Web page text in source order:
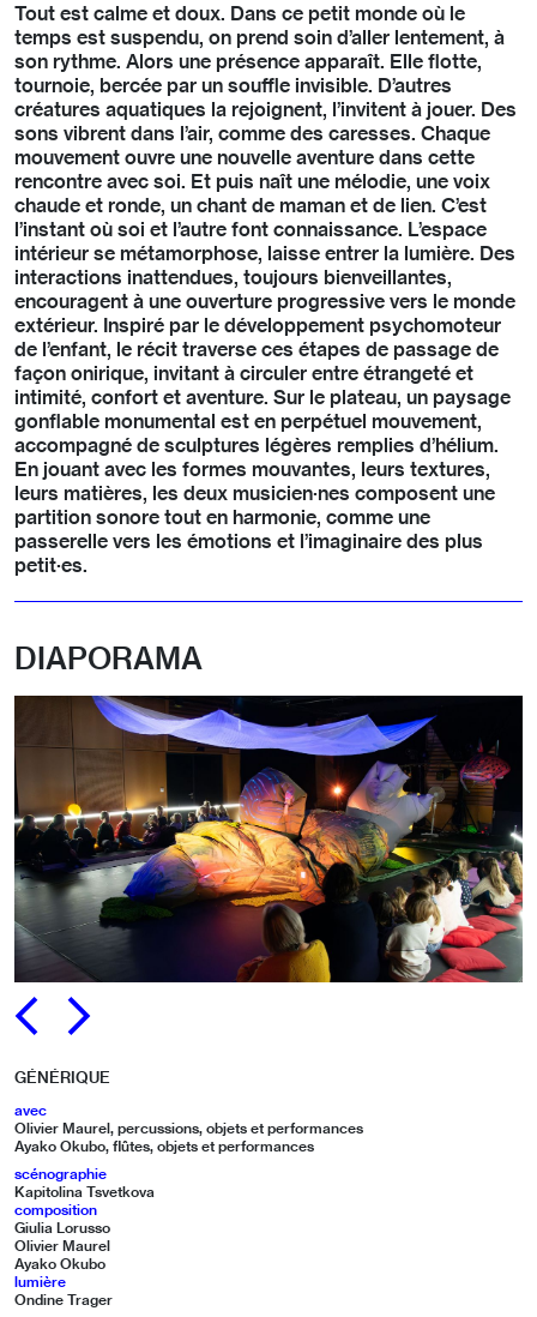
Tout est calme et doux. Dans ce petit monde où le
temps est suspendu, on prend soin d’aller lentement, à
son rythme. Alors une présence apparaît. Elle flotte,
tournoie, bercée par un souffle invisible. D’autres
créatures aquatiques la rejoignent, l’invitent à jouer. Des
sons vibrent dans l’air, comme des caresses. Chaque
mouvement ouvre une nouvelle aventure dans cette
rencontre avec soi. Et puis naît une mélodie, une voix
chaude et ronde, un chant de maman et de lien. C’est
l’instant où soi et l’autre font connaissance. L’espace
intérieur se métamorphose, laisse entrer la lumière. Des
interactions inattendues, toujours bienveillantes,
encouragent à une ouverture progressive vers le monde
extérieur. Inspiré par le développement psychomoteur
de l’enfant, le récit traverse ces étapes de passage de
façon onirique, invitant à circuler entre étrangeté et
intimité, confort et aventure. Sur le plateau, un paysage
gonflable monumental est en perpétuel mouvement,
accompagné de sculptures légères remplies d’hélium.
En jouant avec les formes mouvantes, leurs textures,
leurs matières, les deux musicien·nes composent une
partition sonore tout en harmonie, comme une
passerelle vers les émotions et l’imaginaire des plus
petit·es.
DIAPORAMA
GÉNÉRIQUE
avec
Olivier Maurel, percussions, objets et performances
Ayako Okubo, flûtes, objets et performances
scénographie
Kapitolina Tsvetkova
composition
Giulia Lorusso
Olivier Maurel
Ayako Okubo
lumière
Ondine Trager